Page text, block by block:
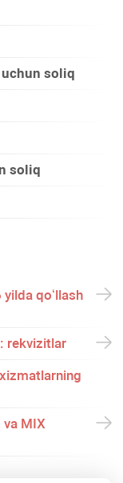
soliq
soliq
qoʻllash
rekvizitlar
va MIX